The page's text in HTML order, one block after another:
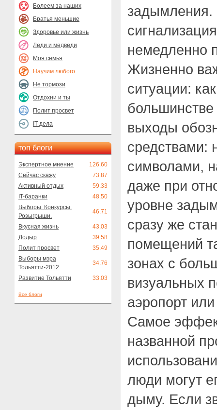
Болеем за наших
Братья меньшие
Здоровье или жизнь
Леди и медведи
Моя семья
Научим любого
Не тормози
Отдохни и ты
Полит просвет
IT-дела
топ блоги
Экспертное мнение
126.60
Сейчас скажу
73.87
Активный отдых
59.33
IT-баранки
48.50
Выборы. Конкурсы.
Розыгрыши.
46.71
Вкусная жизнь
43.03
Додыр
39.58
Полит просвет
35.49
Выборы мэра
Тольятти-2012
34.76
Развитие Тольятти 33.03
Все блоги
задымления.
немедленно
Жизненно
ситуации:
выходы
средствами:
символами,
даже при
уровне
сразу же
помещений
зонах с
визуальных
аэропорт
Самое
названной
люди могут
дыму. Если